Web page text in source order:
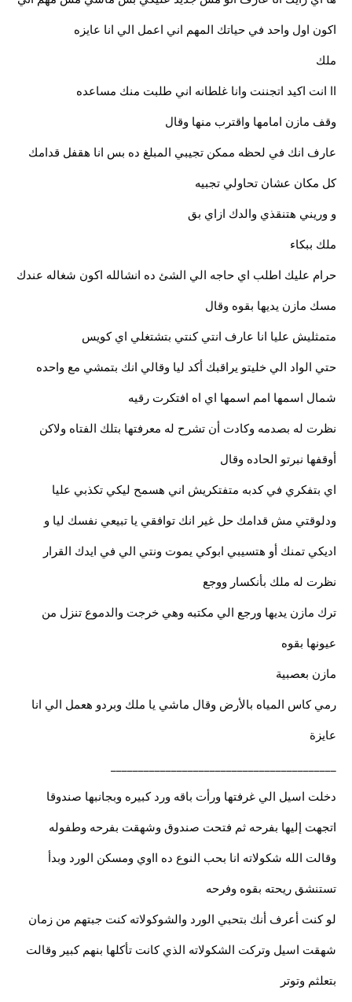
اكون اول واحد في حياتك المهم اني اعمل الي انا عايزه
ملك
اا انت اكيد اتجننت وانا غلطانه اني طلبت منك مساعده
وقف مازن امامها واقترب منها وقال
عارف انك في لحظه ممكن تجيبي المبلغ ده بس انا هقفل قدامك
كل مكان عشان تحاولي تجبيه
و وريني هتنقذي والدك ازاي بق
ملك ببكاء
حرام عليك اطلب اي حاجه الي الشئ ده انشالله اكون شغاله عندك
مسك مازن يديها بقوه وقال
متمثليش عليا انا عارف انتي كنتي بتشتغلي اي كويس
حتي الواد الي خليتو يراقبك أكد ليا وقالي انك بتمشي مع واحده
شمال اسمها امم اسمها اي اه افتكرت رقيه
نظرت له بصدمه وكادت أن تشرح له معرفتها بتلك الفتاه ولاكن
أوقفها نبرتو الحاده وقال
اي بتفكري في كدبه متفتكريش اني هسمح ليكي تكذبي عليا
ودلوقتي مش قدامك حل غير انك توافقي يا تبيعي نفسك ليا و
اديكي تمنك أو هتسيبي ابوكي يموت ونتي الي في ايدك القرار
نظرت له ملك بأنكسار ووجع
ترك مازن يديها ورجع الي مكتبه وهي خرجت والدموع تنزل من
عيونها بقوه
مازن بعصبية
رمي كاس المياه بالأرض وقال ماشي يا ملك وبردو هعمل الي انا
عايزة
دخلت اسيل الي غرفتها ورأت باقه ورد كبيره وبجانبها صندوقا
اتجهت إليها بفرحه ثم فتحت صندوق وشهقت بفرحه وطفوله
وقالت الله شكولاته انا بحب النوع ده ااوي ومسكن الورد وبدأ
تستنشق ريحته بقوه وفرحه
لو كنت أعرف أنك بتحبي الورد والشوكولاته كنت جبتهم من زمان
شهقت اسيل وتركت الشكولاته الذي كانت تأكلها بنهم كبير وقالت
بتعلثم وتوتر